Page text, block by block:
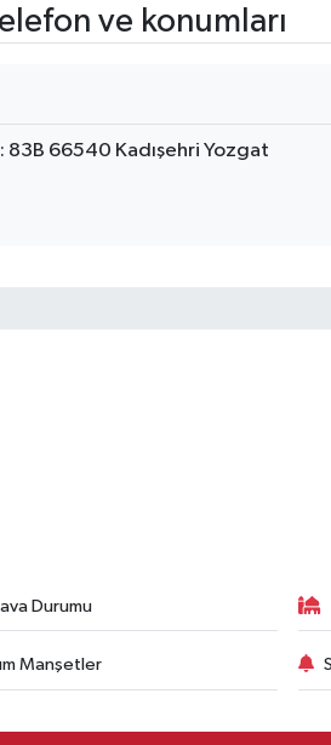
ve konumları
83B 66540 Kadışehri Yozgat
Durumu
Manşetler